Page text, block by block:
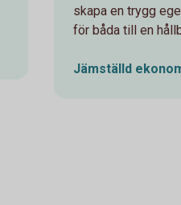
skapa en trygg
för båda till en
Jämställd